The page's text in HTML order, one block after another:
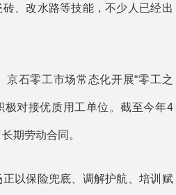
、改水路等技能，不少人已经出
石零工市场常态化开展“零工之
极对接优质用工单位。截至今年4
期劳动合同。
以保险兜底、调解护航、培训赋